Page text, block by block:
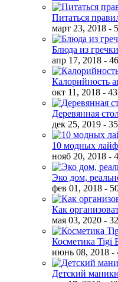
Питаться
март 23, 2018 -
Блюда из
апр 17, 2018 -
Калорийность
окт 11, 2018 -
Деревянная
дек 25, 2019 -
10 модных
нояб 20, 2018 -
Эко дом,
фев 01, 2018 -
Как
мая 03, 2020 -
Косметика Tigi
июнь 08, 2018 -
Детский